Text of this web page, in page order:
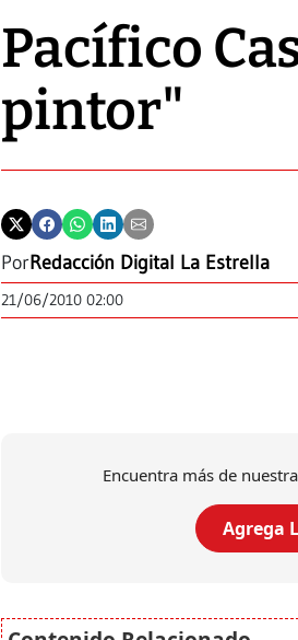
Pacífico
pintor"
PorRedacción Digital La Estrella
21/06/2010 02:00
Encuentra más de
Agrega